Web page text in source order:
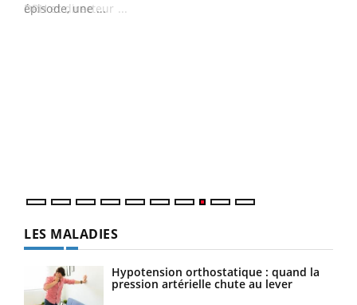
épisode, une ...
DRH et directeur ...
LES MALADIES
Hypotension orthostatique : quand la
pression artérielle chute au lever